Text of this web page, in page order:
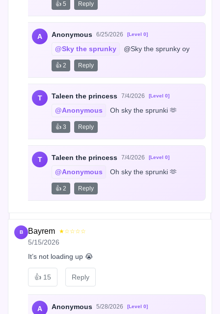
👍 5 Reply
A Anonymous 6/25/2026 [Level 0]
@Sky the sprunky @Sky the sprunky oy
👍 2 Reply
T Taleen the princess 7/4/2026 [Level 0]
@Anonymous Oh sky the sprunki 🫶
👍 3 Reply
T Taleen the princess 7/4/2026 [Level 0]
@Anonymous Oh sky the sprunki 🫶
👍 2 Reply
B Bayrem ★☆☆☆☆
5/15/2026
It’s not loading up 😭
👍 15 Reply
A Anonymous 5/28/2026 [Level 0]